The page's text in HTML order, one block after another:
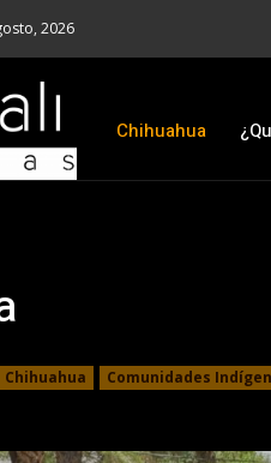
2026
Chihuahua
Chihuahua Comunidades